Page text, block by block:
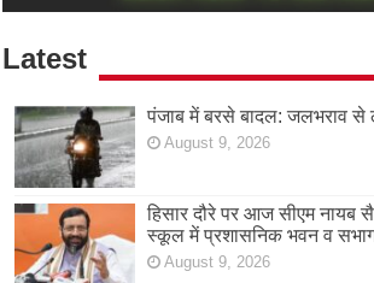
Latest
पंजाब में बरसे बादल: जलभराव से
August 9, 2026
हिसार दौरे पर आज सीएम नायब
स्कूल में प्रशासनिक भवन व
August 9, 2026